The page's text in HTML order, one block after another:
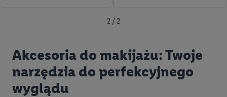
2 / 2
Akcesoria do makijażu: Twoje
narzędzia do perfekcyjnego
wyglądu